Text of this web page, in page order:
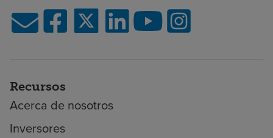
Recursos
Acerca de nosotros
Inversores